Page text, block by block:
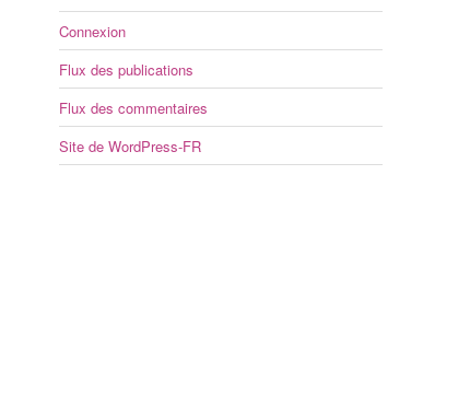
Connexion
Flux des publications
Flux des commentaires
Site de WordPress-FR